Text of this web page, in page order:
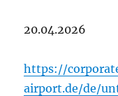
20.04.2026
https://
airport.de/de/